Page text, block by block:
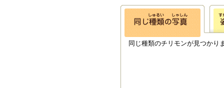
同じ種類のチリモンが見つかり